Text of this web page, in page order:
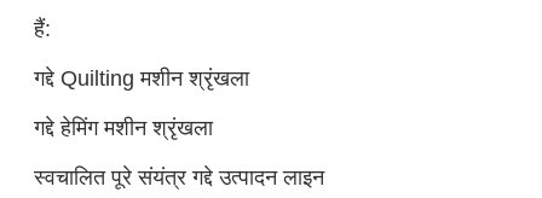
हैं:
गद्दे Quilting मशीन श्रृंखला
गद्दे हेमिंग मशीन श्रृंखला
स्वचालित पूरे संयंत्र गद्दे उत्पादन लाइन